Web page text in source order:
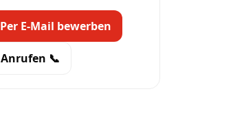
Per E-Mail bewerben
Anrufen 📞